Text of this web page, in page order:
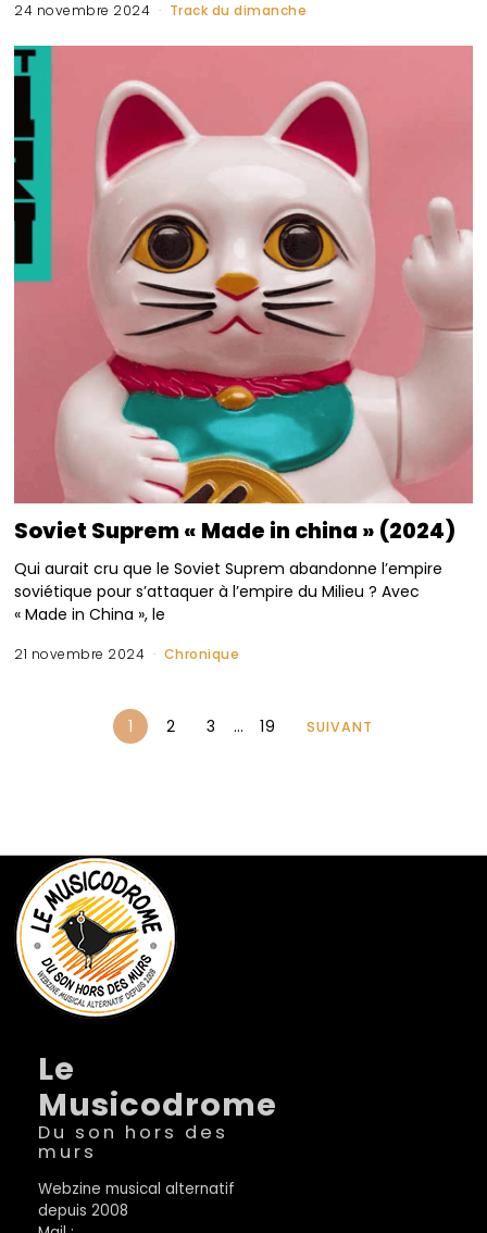
24 novembre 2024 Track du dimanche
Soviet Suprem « Made in china » (2024)
Qui aurait cru que le Soviet Suprem abandonne l’empire
soviétique pour s’attaquer à l’empire du Milieu ? Avec
« Made in China », le
21 novembre 2024 Chronique
1 2 3 … 19 SUIVANT
Le
Musicodrome
Du son hors des
murs
Webzine musical alternatif
depuis 2008